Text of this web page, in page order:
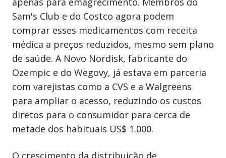
Sam's Club e do Costco agora podem
comprar esses medicamentos com receita
médica a preços reduzidos, mesmo sem plano
de saúde. A Novo Nordisk, fabricante do
Ozempic e do Wegovy, já estava em parceria
com varejistas como a CVS e a Walgreens
para ampliar o acesso, reduzindo os custos
diretos para o consumidor para cerca de
metade dos habituais US$ 1.000.
O crescimento da distribuição de